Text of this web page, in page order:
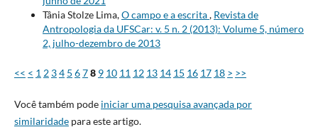
Tânia Stolze Lima,O campo e a escrita, Revista de
Antropologia da UFSCar: v. 5 n. 2 (2013): Volume 5, número
2, julho-dezembro de 2013
<< < 1 2 34 5 678 9 10 11 12 13 14 15 16 17 18 > >>
Você também pode iniciar uma pesquisa avançada por
similaridadepara este artigo.